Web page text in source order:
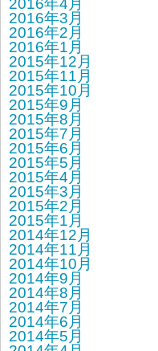
2016年3月
2016年2月
2016年1月
2015年12月
2015年11月
2015年10月
2015年9月
2015年8月
2015年7月
2015年6月
2015年5月
2015年4月
2015年3月
2015年2月
2015年1月
2014年12月
2014年11月
2014年10月
2014年9月
2014年8月
2014年7月
2014年6月
2014年5月